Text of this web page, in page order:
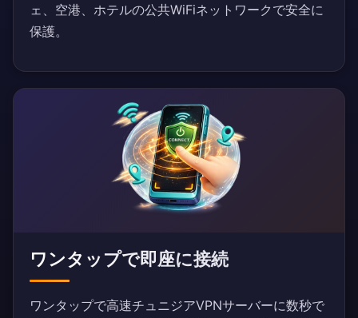
ェ、空港、ホテルの公共WiFiネットワークで安全に
保護。
ワンタップで即座に接続
ワンタップで高速チュニジアVPNサーバーに数秒で